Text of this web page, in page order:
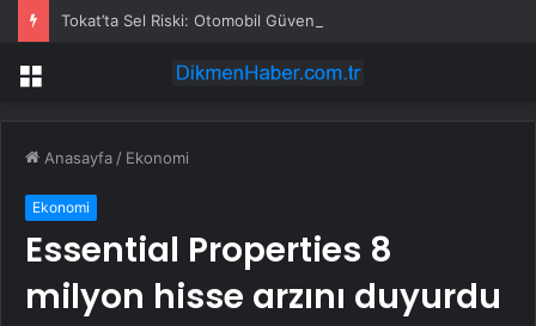
Tokat’ta Sel Riski: Otomobil Güvenli Alana Çekildi
Menü
Anasayfa / Ekonomi
Ekonomi
Essential Properties 8
milyon hisse arzını duyurdu